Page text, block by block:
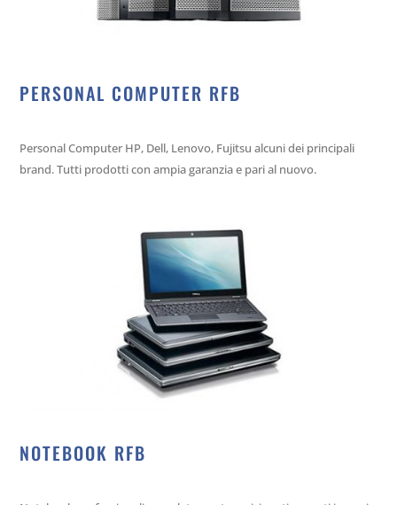
PERSONAL COMPUTER RFB
Personal Computer HP, Dell, Lenovo, Fujitsu alcuni dei principali
brand. Tutti prodotti con ampia garanzia e pari al nuovo.
NOTEBOOK RFB